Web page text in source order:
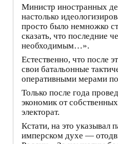
Министр иностранных
настолько
просто было немножко
сказать, что
необходимым…».
Естественно, что после
свои батальонные
оперативными мерами
Только после года
экономик от
электорат.
Кстати, на это указывал
имперском духе —